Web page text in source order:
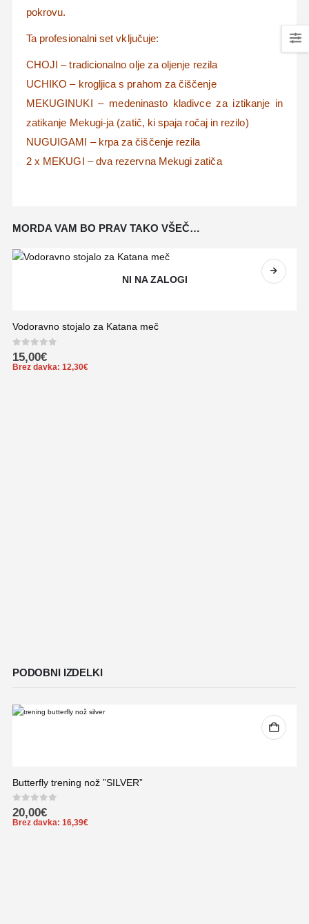
pokrovu.
Ta profesionalni set vključuje:
CHOJI – tradicionalno olje za oljenje rezila
UCHIKO – krogljica s prahom za čiščenje
MEKUGINUKI – medeninasto kladivce za iztikanje in
zatikanje Mekugi-ja (zatič, ki spaja ročaj in rezilo)
NUGUIGAMI – krpa za čiščenje rezila
2 x MEKUGI – dva rezervna Mekugi zatiča
MORDA VAM BO PRAV TAKO VŠEČ…
NI NA ZALOGI
Vodoravno stojalo za Katana meč
0 out of 5
15,00€
Brez davka: 12,30€
PODOBNI IZDELKI
Butterfly trening nož ”SILVER”
0out of 5
20,00€
Brez davka: 16,39€